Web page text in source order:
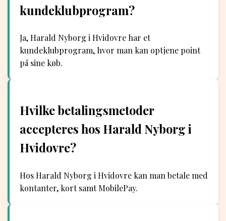
kundeklubprogram?
Ja, Harald Nyborg i Hvidovre har et
kundeklubprogram, hvor man kan optjene point
på sine køb.
Hvilke betalingsmetoder
accepteres hos Harald Nyborg i
Hvidovre?
Hos Harald Nyborg i Hvidovre kan man betale med
kontanter, kort samt MobilePay.